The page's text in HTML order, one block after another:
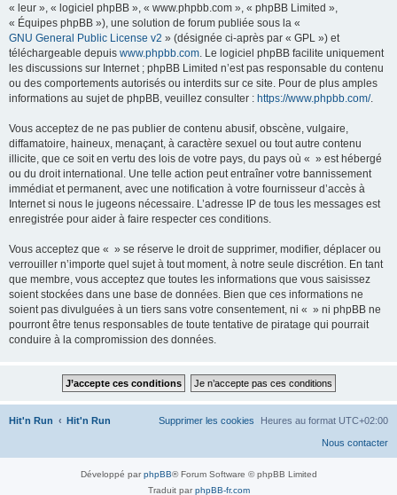
« leur », « logiciel phpBB », « www.phpbb.com », « phpBB Limited »,
« Équipes phpBB »), une solution de forum publiée sous la «
GNU General Public License v2 » (désignée ci-après par « GPL ») et
téléchargeable depuis www.phpbb.com. Le logiciel phpBB facilite uniquement
les discussions sur Internet ; phpBB Limited n’est pas responsable du contenu
ou des comportements autorisés ou interdits sur ce site. Pour de plus amples
informations au sujet de phpBB, veuillez consulter : https://www.phpbb.com/.
Vous acceptez de ne pas publier de contenu abusif, obscène, vulgaire,
diffamatoire, haineux, menaçant, à caractère sexuel ou tout autre contenu
illicite, que ce soit en vertu des lois de votre pays, du pays où « » est hébergé
ou du droit international. Une telle action peut entraîner votre bannissement
immédiat et permanent, avec une notification à votre fournisseur d’accès à
Internet si nous le jugeons nécessaire. L’adresse IP de tous les messages est
enregistrée pour aider à faire respecter ces conditions.
Vous acceptez que « » se réserve le droit de supprimer, modifier, déplacer ou
verrouiller n’importe quel sujet à tout moment, à notre seule discrétion. En tant
que membre, vous acceptez que toutes les informations que vous saisissez
soient stockées dans une base de données. Bien que ces informations ne
soient pas divulguées à un tiers sans votre consentement, ni « » ni phpBB ne
pourront être tenus responsables de toute tentative de piratage qui pourrait
conduire à la compromission des données.
Hit'n Run Hit'n Run Heures au format UTC+02:00
Supprimer les cookies
Nous contacter
Développé parphpBB® Forum Software © phpBB Limited
Traduit parphpBB-fr.com